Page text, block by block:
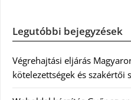
Legutóbbi bejegyzések
Végrehajtási eljárás
kötelezettségek és szakértői